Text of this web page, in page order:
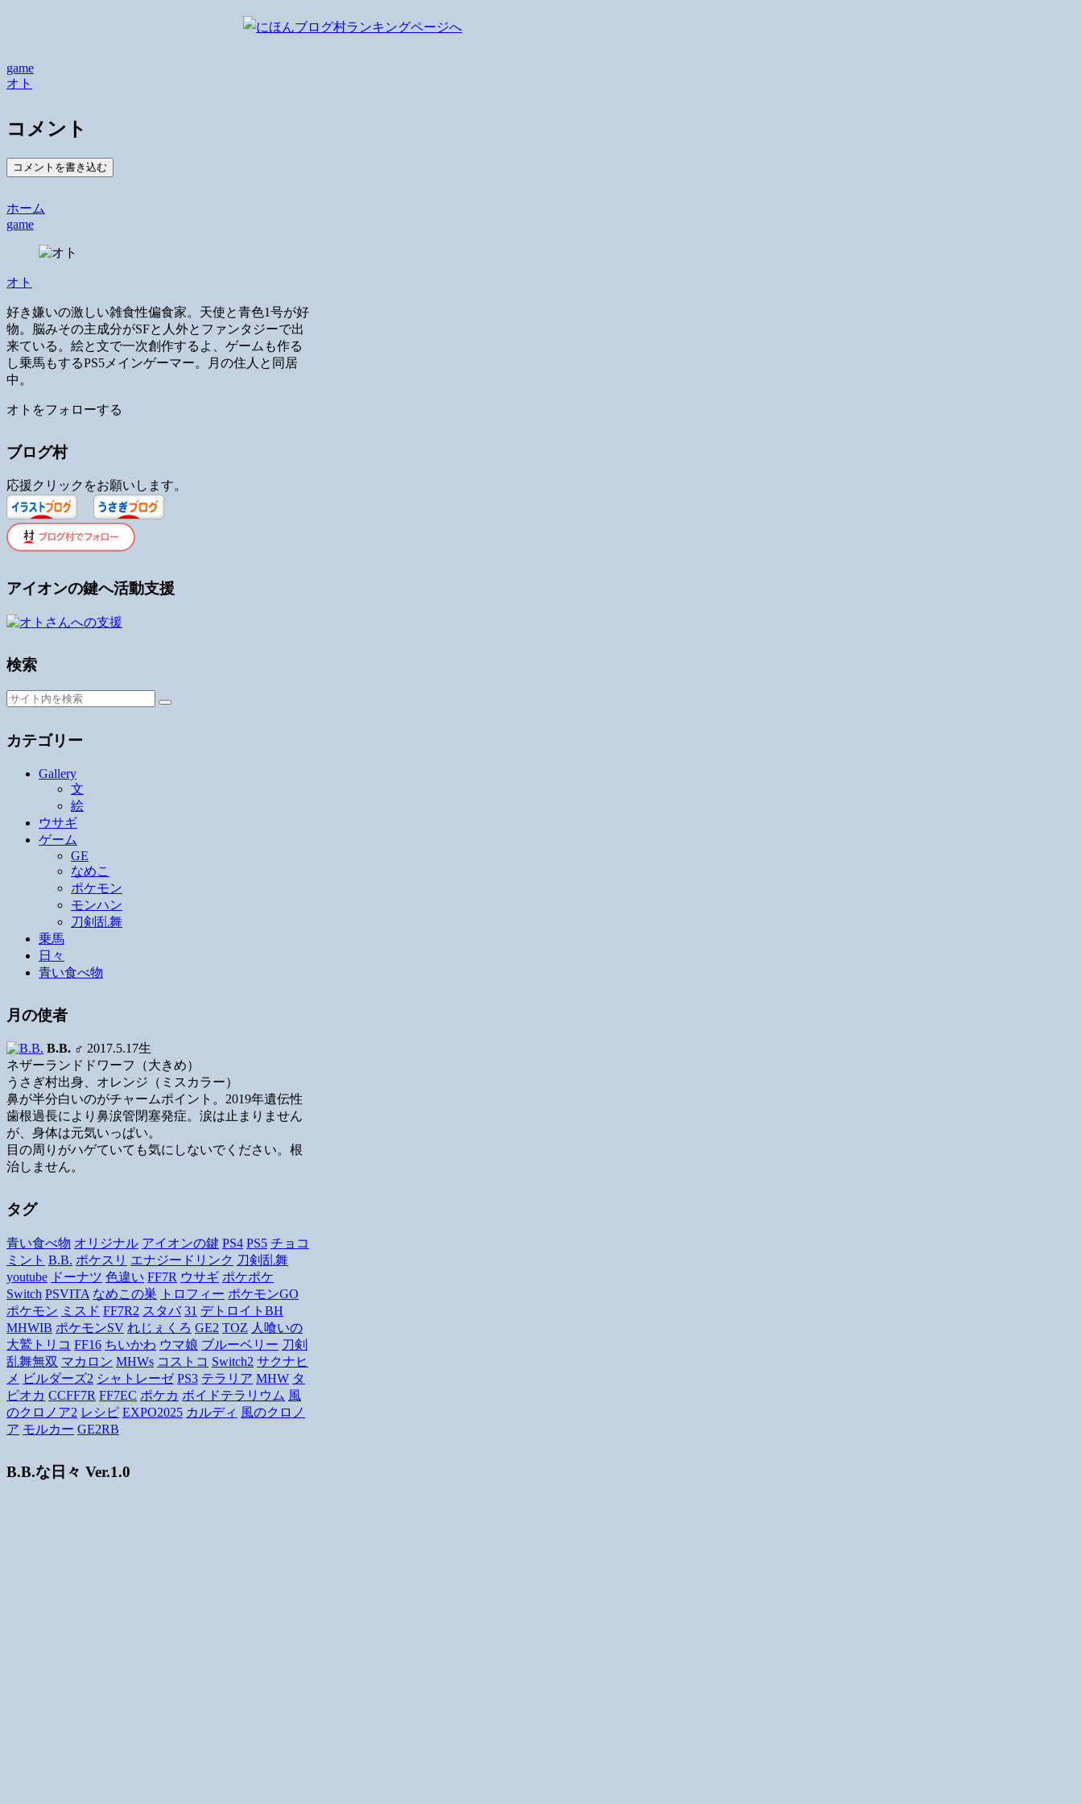
game
オト
コメント
コメントを書き込む
ホーム
game
オト
好き嫌いの激しい雑食性偏食家。天使と青色1号が好
物。脳みその主成分がSFと人外とファンタジーで出
来ている。絵と文で一次創作するよ、ゲームも作る
し乗馬もするPS5メインゲーマー。月の住人と同居
中。
オトをフォローする
ブログ村
応援クリックをお願いします。
アイオンの鍵へ活動支援
検索
カテゴリー
Gallery
文
絵
ウサギ
ゲーム
GE
なめこ
ポケモン
モンハン
刀剣乱舞
乗馬
日々
青い食べ物
月の使者
B.B. ♂ 2017.5.17生
ネザーランドドワーフ（大きめ）
うさぎ村出身、オレンジ（ミスカラー）
鼻が半分白いのがチャームポイント。2019年遺伝性
歯根過長により鼻涙管閉塞発症。涙は止まりません
が、身体は元気いっぱい。
目の周りがハゲていても気にしないでください。根
治しません。
タグ
青い食べ物 オリジナル アイオンの鍵 PS4 PS5 チョコ
ミント B.B. ポケスリ エナジードリンク 刀剣乱舞
youtube ドーナツ 色違い FF7R ウサギ ポケポケ
Switch PSVITA なめこの巣 トロフィー ポケモンGO
ポケモン ミスド FF7R2 スタバ 31 デトロイトBH
MHWIB ポケモンSV れじぇくろ GE2 TOZ 人喰いの
大鷲トリコ FF16 ちいかわ ウマ娘 ブルーベリー 刀剣
乱舞無双 マカロン MHWs コストコ Switch2 サクナヒ
メ ビルダーズ2 シャトレーゼ PS3 テラリア MHW タ
ピオカ CCFF7R FF7EC ポケカ ボイドテラリウム 風
のクロノア2 レシピ EXPO2025 カルディ 風のクロノ
ア モルカー GE2RB
B.B.な日々 Ver.1.0